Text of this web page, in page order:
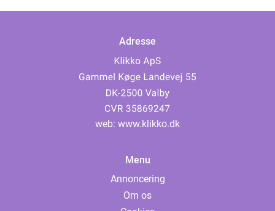
Adresse
web: www.klikko.dk
Menu
Annoncering
Om os